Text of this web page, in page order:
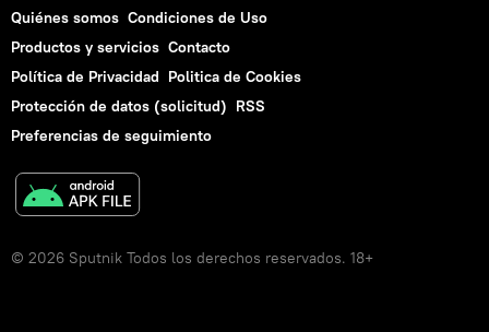
Quiénes somos Condiciones de Uso
Productos y servicios Contacto
Política de Privacidad Politica de Cookies
Protección de datos (solicitud) RSS
Preferencias de seguimiento
© 2026 Sputnik Todos los derechos reservados. 18+